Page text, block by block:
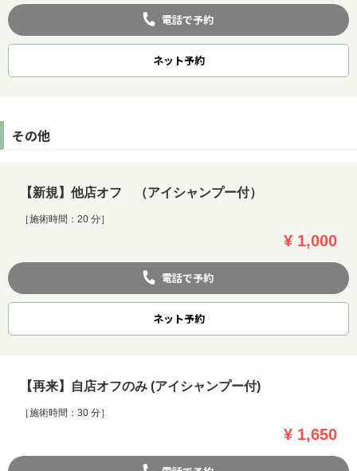
電話で予約
ネット予約
その他
【新規】他店オフ （アイシャンプー付）
［施術時間：20 分］
¥ 1,000
電話で予約
ネット予約
【再来】自店オフのみ (アイシャンプー付)
［施術時間：30 分］
¥ 1,650